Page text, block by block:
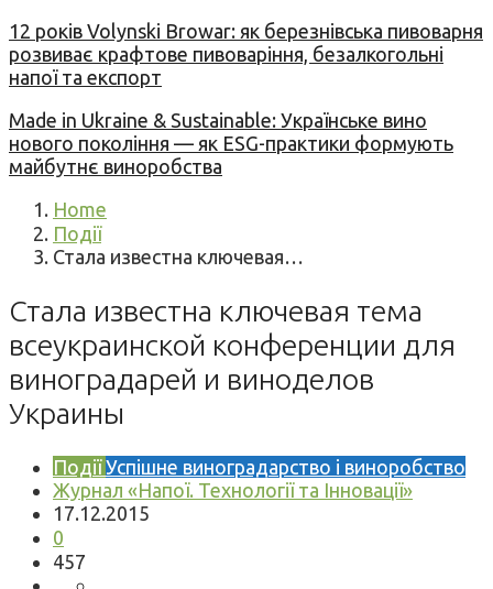
12 років Volynski Browar: як березнівська пивоварня
розвиває крафтове пивоваріння, безалкогольні
напої та експорт
Made in Ukraine & Sustainable: Українське вино
нового покоління — як ESG-практики формують
майбутнє виноробства
Home
Події
Стала известна ключевая…
Стала известна ключевая тема
всеукраинской конференции для
виноградарей и виноделов
Украины
Події Успішне виноградарство і виноробство
Журнал «Напої. Технології та Інновації»
17.12.2015
0
457